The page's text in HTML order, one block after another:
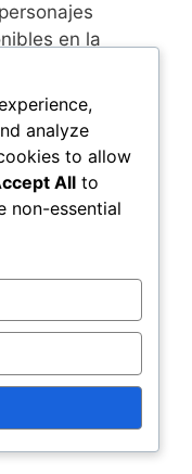
en la
vienen con
a
de juego y
personajes
el enfoque del
combate.
ya que los
diferentes
Esta
emoción y
se sienta
analyze
to allow
All to
non-essential